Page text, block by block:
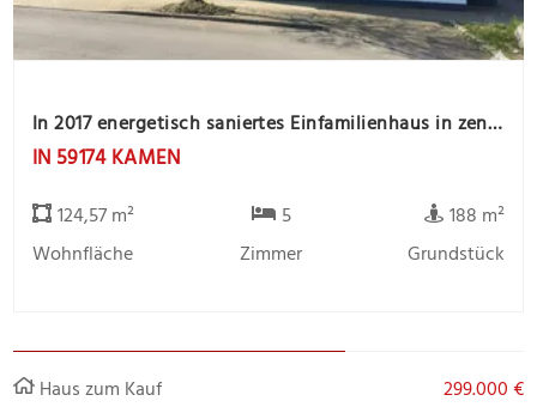
In 2017 energetisch saniertes Einfamilienhaus in zentrale Stadtlage
IN 59174 KAMEN
124,57 m²
Wohnfläche
5
Zimmer
188 m²
Grundstück
Haus zum Kauf 299.000 €